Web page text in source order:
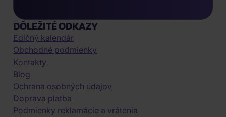
DÔLEŽITÉ ODKAZY
Edičný kalendár
Obchodné podmienky
Kontakty
Blog
Ochrana osobných údajov
Doprava platba
Podmienky reklamácie a vrátenia